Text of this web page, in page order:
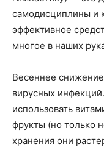
самодисциплины и
эффективное
многое в наших
Весеннее
вирусных
использовать
фрукты (но только
хранения они